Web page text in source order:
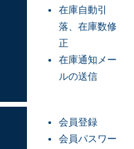
在庫自動引
落、在庫数修
正
在庫通知メー
ルの送信
会員登録
会員パスワー